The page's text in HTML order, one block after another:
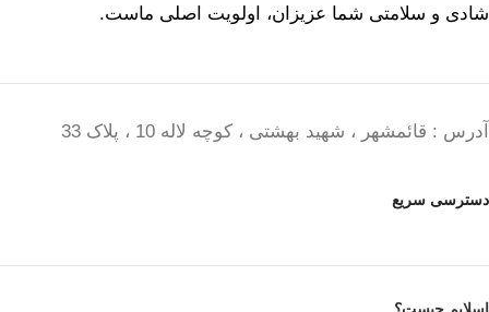
شادی و سلامتی شما عزیزان، اولویت اصلی ماست.
آدرس : قائمشهر ، شهید بهشتی ، کوچه لاله 10 ، پلاک 33
دسترسی سریع
اسلایم چیست؟